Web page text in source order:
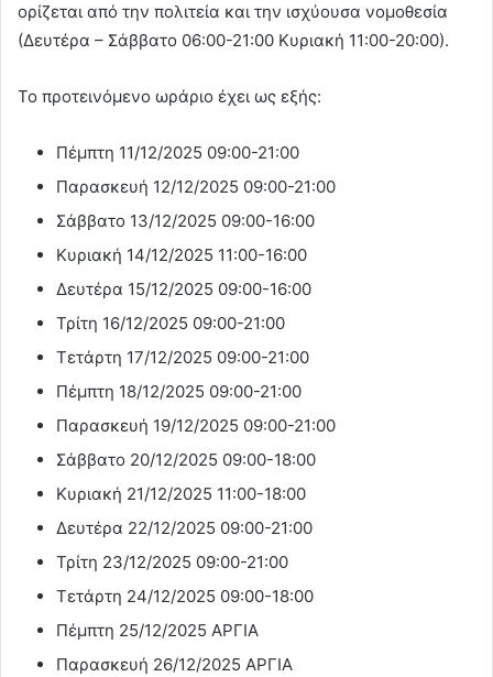
ορίζεται από την πολιτεία και την ισχύουσα νομοθεσία
(Δευτέρα – Σάββατο 06:00-21:00 Κυριακή 11:00-20:00).
Το προτεινόμενο ωράριο έχει ως εξής:
Πέμπτη 11/12/2025 09:00-21:00
Παρασκευή 12/12/2025 09:00-21:00
Σάββατο 13/12/2025 09:00-16:00
Κυριακή 14/12/2025 11:00-16:00
Δευτέρα 15/12/2025 09:00-16:00
Τρίτη 16/12/2025 09:00-21:00
Τετάρτη 17/12/2025 09:00-21:00
Πέμπτη 18/12/2025 09:00-21:00
Παρασκευή 19/12/2025 09:00-21:00
Σάββατο 20/12/2025 09:00-18:00
Κυριακή 21/12/2025 11:00-18:00
Δευτέρα 22/12/2025 09:00-21:00
Τρίτη 23/12/2025 09:00-21:00
Τετάρτη 24/12/2025 09:00-18:00
Πέμπτη 25/12/2025 ΑΡΓΙΑ
Παρασκευή 26/12/2025 ΑΡΓΙΑ